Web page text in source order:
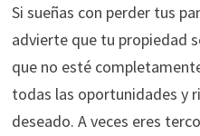
Si sueñas con perder tus
advierte que tu propiedad
que no esté
todas las oportunidades y
deseado. A veces eres